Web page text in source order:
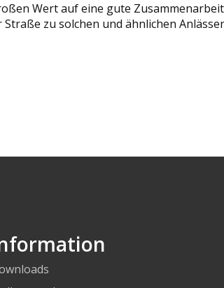
Wert auf eine gute
zu solchen und ähnlichen